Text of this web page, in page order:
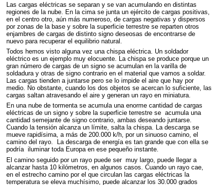
Las cargas eléctricas se separan y se van acumulando en distintas
regiones de la nube. En la cima se junta un ejército de cargas positivas,
en el centro otro, aún más numeroso, de cargas negativas y dispersos
por zonas de la base y sobre la superficie terrestre se reparten otros
enjambres de cargas de distinto signo deseosas de encontrarse de
nuevo para recuperar el equilibrio natural.
Todos hemos visto alguna vez una chispa eléctrica. Un soldador
eléctrico es un ejemplo muy elocuente. La chispa se produce porque un
gran número de cargas de un signo se acumulan en la varilla de
soldadura y otras de signo contrario en el material que vamos a soldar.
Las cargas tienden a juntarse pero se lo impide el aire que hay por
medio. No obstante, cuando los dos objetos se acercan lo suficiente, las
cargas saltan atravesando el aire y generan un rayo en miniatura.
En una nube de tormenta se acumula una enorme cantidad de cargas
eléctricas de un signo y sobre la superficie terrestre se acumula una
cantidad semejante de signo contrario, ambas deseando juntarse.
Cuando la tensión alcanza un límite, salta la chispa. La descarga se
mueve rapidísima, a más de 200.000 k/h, por un sinuoso camino, el
camino del rayo. La descarga de energía es tan grande que con ella se
podría iluminar toda Europa en ese pequeño instante.
El camino seguido por un rayo puede ser muy largo, puede llegar a
alcanzar hasta 10 kilómetros, en algunos casos. Cuando un rayo cae,
en el estrecho camino por el que circulan las cargas eléctricas la
temperatura se eleva muchísimo, puede alcanzar los 30.000 grados